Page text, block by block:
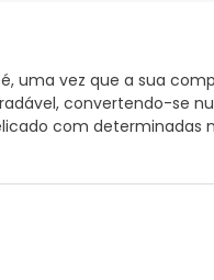
uma vez que a sua
convertendo-se
com determinadas